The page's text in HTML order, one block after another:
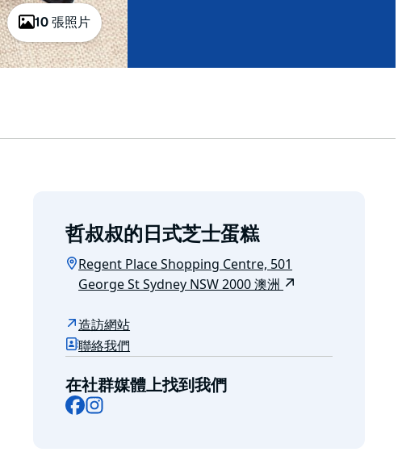
10 張照片
哲叔叔的日式芝士蛋糕
Regent Place Shopping Centre, 501
George St Sydney NSW 2000 澳洲
造訪網站
聯絡我們
在社群媒體上找到我們
Facebook